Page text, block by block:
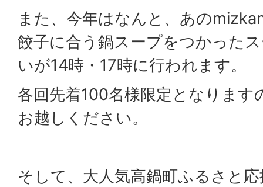
また、今年はなんと、あの
餃子に合う鍋スープをつかった
いが14時・17時に行われます。
各回先着100名様限定となります
お越しください。
そして、大人気高鍋町ふるさと